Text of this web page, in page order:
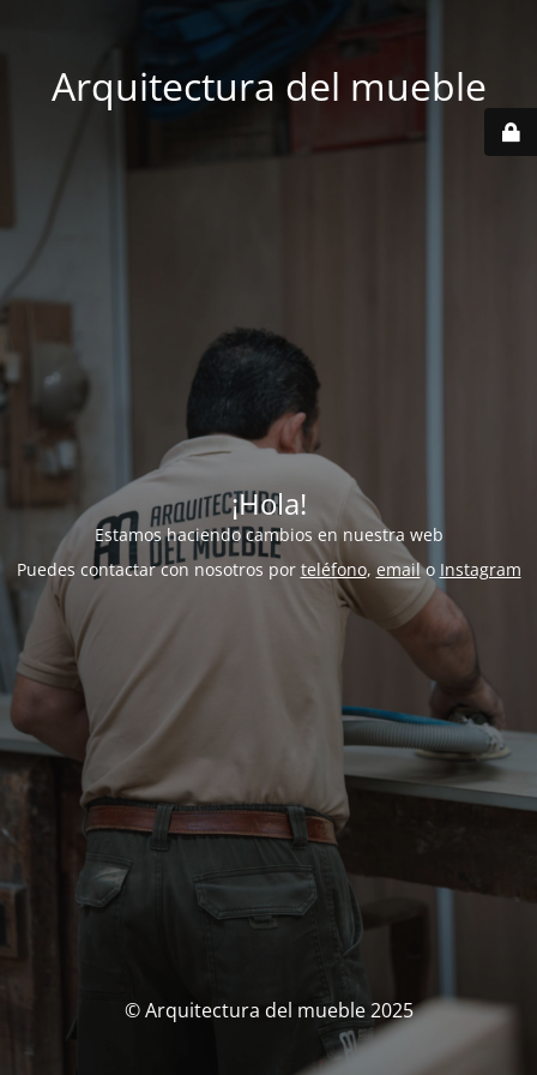
Arquitectura del mueble
¡Hola!
Estamos haciendo cambios en nuestra web
Puedes contactar con nosotros por teléfono, emailo Instagram
© Arquitectura del mueble 2025